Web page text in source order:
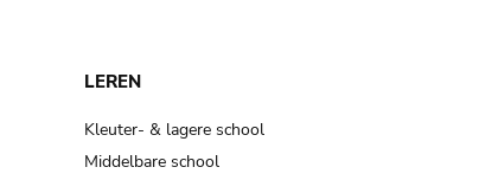
LEREN
Kleuter- & lagere school
Middelbare school